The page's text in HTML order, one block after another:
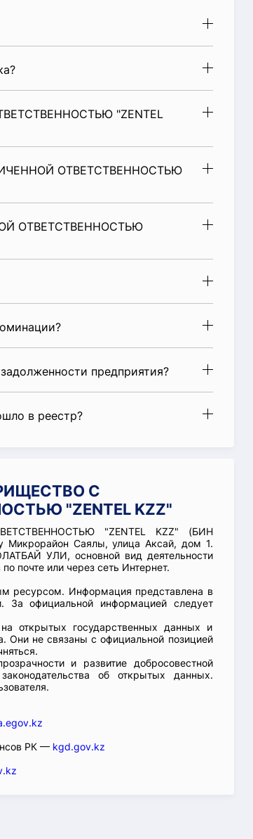
"ZENTEL
ОТВЕТСТВЕННОСТЬЮ
ОТВЕТСТВЕННОСТЬЮ
предприятия?
в реестр?
С
"ZENTEL KZZ"
"ZENTEL KZZ" (БИН
Микрорайон Саялы, улица Аксай, дом 1.
УЛИ, основной вид деятельности
почте или через сеть Интернет.
ресурсом. Информация представлена в
За официальной информацией следует
открытых государственных данных и
Они не связаны с официальной позицией
и развитие добросовестной
об открытых данных.
РК — kgd.gov.kz